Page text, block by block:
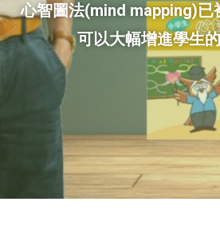
心智圖法(mind mapping)已
可以大幅增進學生